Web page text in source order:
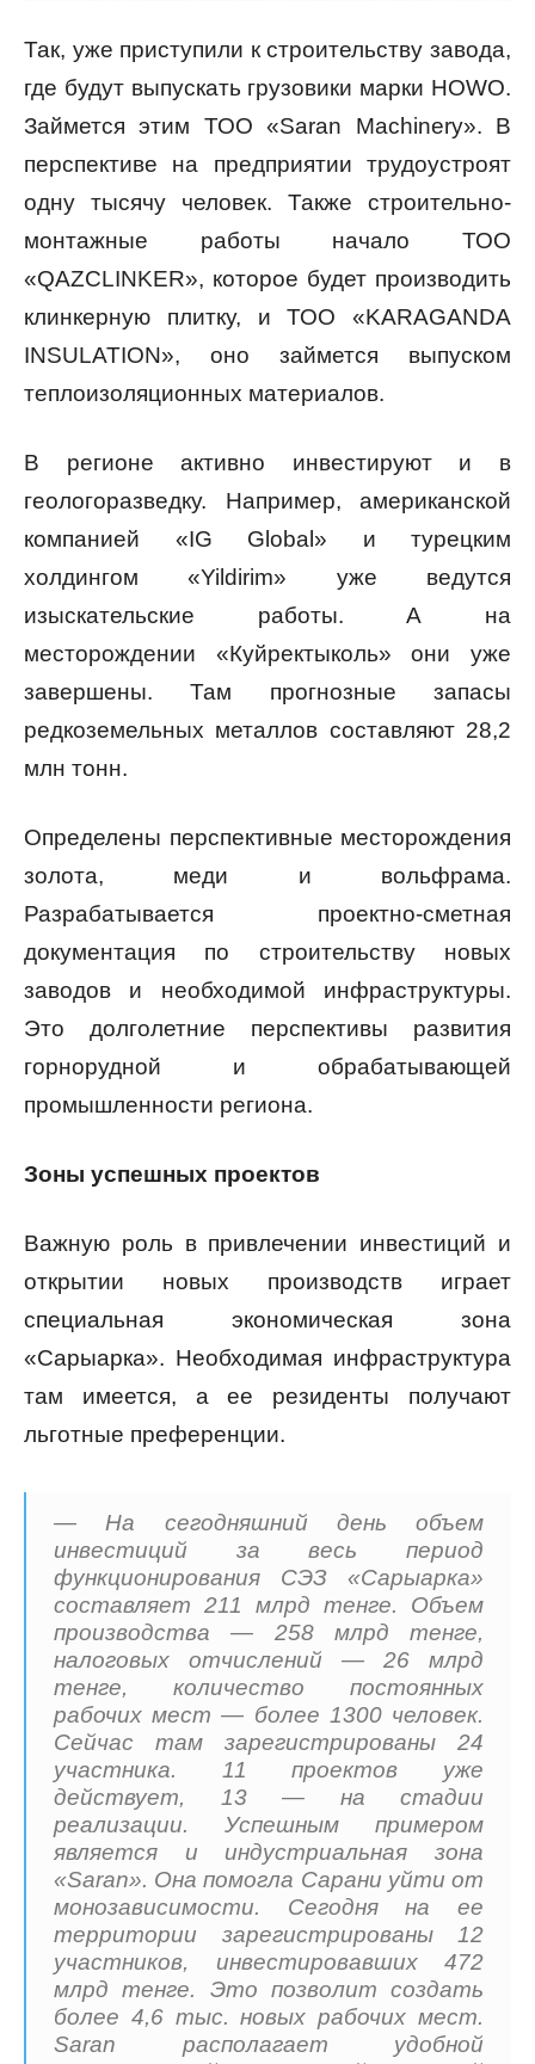
Так, уже приступили к строительству завода,
где будут выпускать грузовики марки HOWO.
Займется этим ТОО «Saran Machinery». В
перспективе на предприятии трудоустроят
одну тысячу человек. Также строительно-
монтажные работы начало ТОО
«QAZCLINKER», которое будет производить
клинкерную плитку, и ТОО «KARAGANDA
INSULATION», оно займется выпуском
теплоизоляционных материалов.
В регионе активно инвестируют и в
геологоразведку. Например, американской
компанией «IG Global» и турецким
холдингом «Yildirim» уже ведутся
изыскательские работы. А на
месторождении «Куйректыколь» они уже
завершены. Там прогнозные запасы
редкоземельных металлов составляют 28,2
млн тонн.
Определены перспективные месторождения
золота, меди и вольфрама.
Разрабатывается проектно-сметная
документация по строительству новых
заводов и необходимой инфраструктуры.
Это долголетние перспективы развития
горнорудной и обрабатывающей
промышленности региона.
Зоны успешных проектов
Важную роль в привлечении инвестиций и
открытии новых производств играет
специальная экономическая зона
«Сарыарка». Необходимая инфраструктура
там имеется, а ее резиденты получают
льготные преференции.
— На сегодняшний день объем
инвестиций за весь период
функционирования СЭЗ «Сарыарка»
составляет 211 млрд тенге. Объем
производства — 258 млрд тенге,
налоговых отчислений — 26 млрд
тенге, количество постоянных
рабочих мест — более 1300 человек.
Сейчас там зарегистрированы 24
участника. 11 проектов уже
действует, 13 — на стадии
реализации. Успешным примером
является и индустриальная зона
«Saran». Она помогла Сарани уйти от
монозависимости. Сегодня на ее
территории зарегистрированы 12
участников, инвестировавших 472
млрд тенге. Это позволит создать
более 4,6 тыс. новых рабочих мест.
Saran располагает удобной